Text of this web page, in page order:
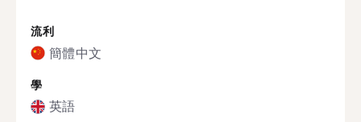
流利
簡體中文
學
英語